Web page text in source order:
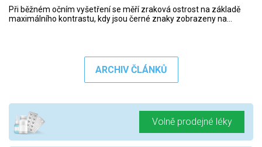
Při běžném očním vyšetření se měří zraková ostrost na základě
maximálního kontrastu, kdy jsou černé znaky zobrazeny na…
ARCHIV ČLÁNKŮ
Volně prodejné léky